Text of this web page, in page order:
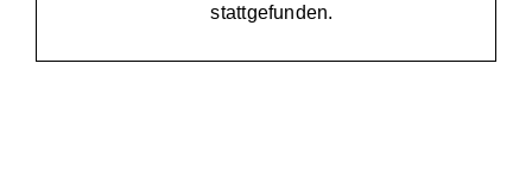
stattgefunden.